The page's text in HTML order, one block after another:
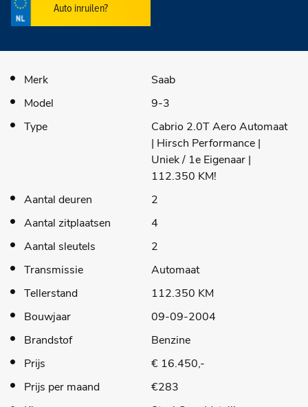
Auto inruilen?
Merk
Saab
Model
9-3
Type
Cabrio 2.0T Aero Automaat
| Hirsch Performance |
Uniek / 1e Eigenaar |
112.350 KM!
Aantal deuren
2
Aantal zitplaatsen
4
Aantal sleutels
2
Transmissie
Automaat
Tellerstand
112.350 KM
Bouwjaar
09-09-2004
Brandstof
Benzine
Prijs
€ 16.450,-
Prijs per maand
€283